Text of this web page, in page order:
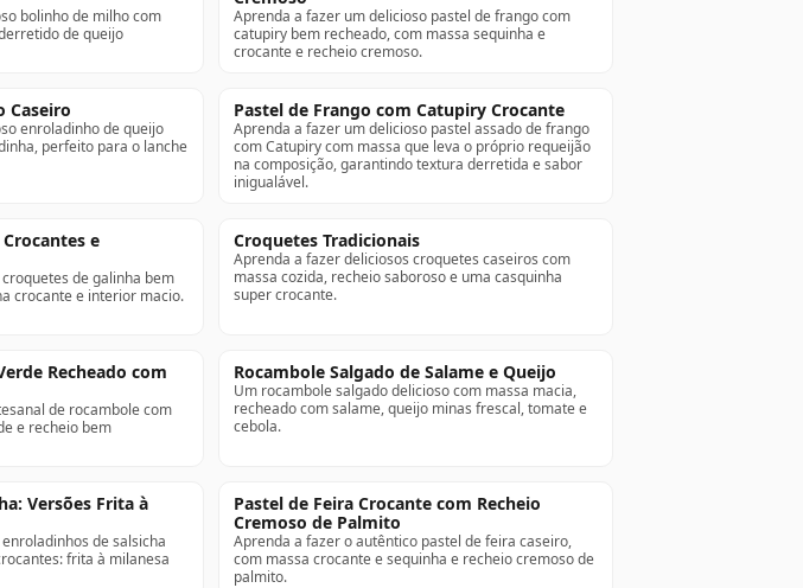
bolinho de milho com
de queijo
Aprenda a fazer um delicioso pastel de frango com
catupiry bem recheado, com massa sequinha e
crocante e recheio cremoso.
Caseiro
enroladinho de queijo
perfeito para o lanche
Pastel de Frango com Catupiry Crocante
Aprenda a fazer um delicioso pastel assado de frango
com Catupiry com massa que leva o próprio requeijão
na composição, garantindo textura derretida e sabor
inigualável.
e
de galinha bem
crocante e interior macio.
Croquetes Tradicionais
Aprenda a fazer deliciosos croquetes caseiros com
massa cozida, recheio saboroso e uma casquinha
super crocante.
Recheado com
de rocambole com
e recheio bem
Rocambole Salgado de Salame e Queijo
Um rocambole salgado delicioso com massa macia,
recheado com salame, queijo minas frescal, tomate e
cebola.
Versões Frita à
de salsicha
frita à milanesa
Pastel de Feira Crocante com Recheio
Cremoso de Palmito
Aprenda a fazer o autêntico pastel de feira caseiro,
com massa crocante e sequinha e recheio cremoso de
palmito.